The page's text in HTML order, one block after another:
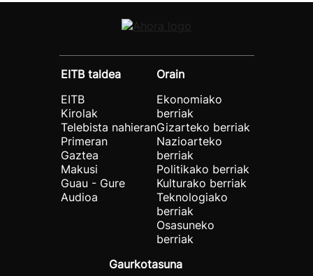
EITB taldea
EITB
Kirolak
Telebista nahieran
Primeran
Gaztea
Makusi
Guau - Gure
Audioa
Orain
Ekonomiako
berriak
Gizarteko berriak
Nazioarteko
berriak
Politikako berriak
Kulturako berriak
Teknologiako
berriak
Osasuneko
berriak
Gaurkotasuna